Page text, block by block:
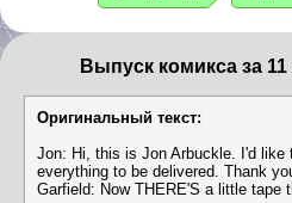
Выпуск комикса за
Оригинальный текст:
Jon: Hi, this is Jon Arbuckle. I'd like
everything to be delivered. Thank
Garfield: Now THERE'S a little tape